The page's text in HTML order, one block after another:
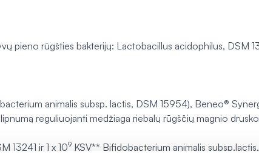
pieno rūgšties bakterijų: Lactobacillus acidophilus, DSM
animalis subsp. lactis, DSM 15954), Beneo®
reguliuojanti medžiaga riebalų rūgščių magnio
13241 ir 1 x 109 KSV** Bifidobacterium animalis subsp.lactis,